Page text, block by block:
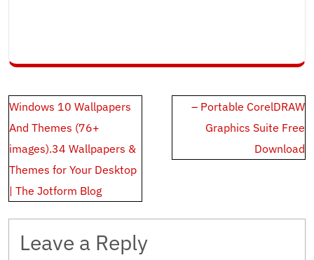
Post
navigation
Windows 10 Wallpapers
And Themes (76+
images).34 Wallpapers &
Themes for Your Desktop
| The Jotform Blog
– Portable CorelDRAW
Graphics Suite Free
Download
Leave a Reply